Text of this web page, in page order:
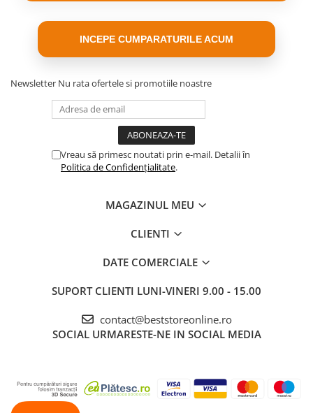
INCEPE CUMPARATURILE ACUM
Newsletter Nu rata ofertele si promotiile noastre
Vreau să primesc noutati prin e-mail. Detalii în
Politica de Confidențialitate.
MAGAZINUL MEU
CLIENTI
DATE COMERCIALE
SUPORT CLIENTI LUNI-VINERI 9.00 - 15.00
contact@beststoreonline.ro
SOCIAL URMARESTE-NE IN SOCIAL MEDIA